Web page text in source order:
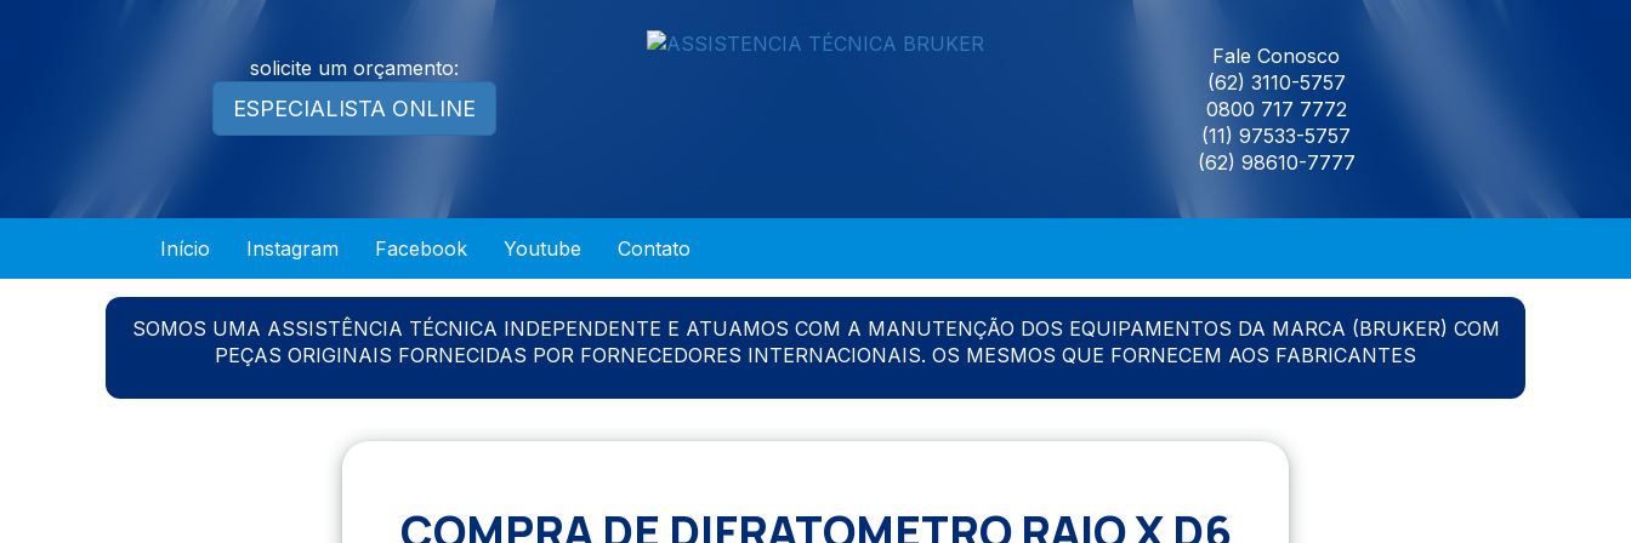
solicite um orçamento:
ESPECIALISTA ONLINE
Fale Conosco
(62) 3110-5757
0800 717 7772
(11) 97533-5757
(62) 98610-7777
Início Instagram Facebook Youtube Contato
SOMOS UMA ASSISTÊNCIA TÉCNICA INDEPENDENTE E ATUAMOS COM A MANUTENÇÃO DOS EQUIPAMENTOS DA MARCA (BRUKER) COM
PEÇAS ORIGINAIS FORNECIDAS POR FORNECEDORES INTERNACIONAIS. OS MESMOS QUE FORNECEM AOS FABRICANTES